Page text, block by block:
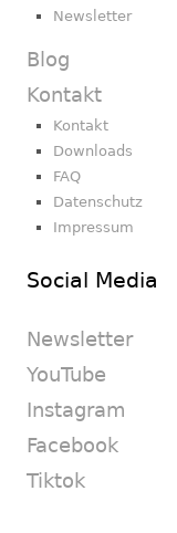
Newsletter
Blog
Kontakt
Kontakt
Downloads
FAQ
Datenschutz
Impressum
Social Media
Newsletter
YouTube
Instagram
Facebook
Tiktok